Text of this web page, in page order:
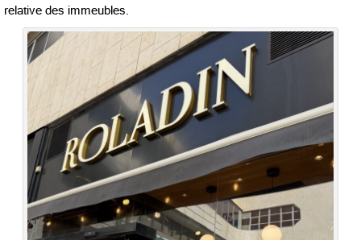
relative des immeubles.